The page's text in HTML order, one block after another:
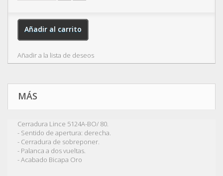
Añadir al carrito
Añadir a la lista de deseos
MÁS
Cerradura Lince 5124A-BO/ 80.
- Sentido de apertura: derecha.
- Cerradura de sobreponer.
- Palanca a dos vueltas.
- Acabado Bicapa Oro